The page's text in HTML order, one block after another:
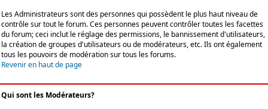
Les Administrateurs sont des personnes qui possèdent le plus haut niveau de
contrôle sur tout le forum. Ces personnes peuvent contrôler toutes les facettes
du forum; ceci inclut le réglage des permissions, le bannissement d'utilisateurs,
la création de groupes d'utilisateurs ou de modérateurs, etc. Ils ont également
tous les pouvoirs de modération sur tous les forums.
Revenir en haut de page
Qui sont les Modérateurs?